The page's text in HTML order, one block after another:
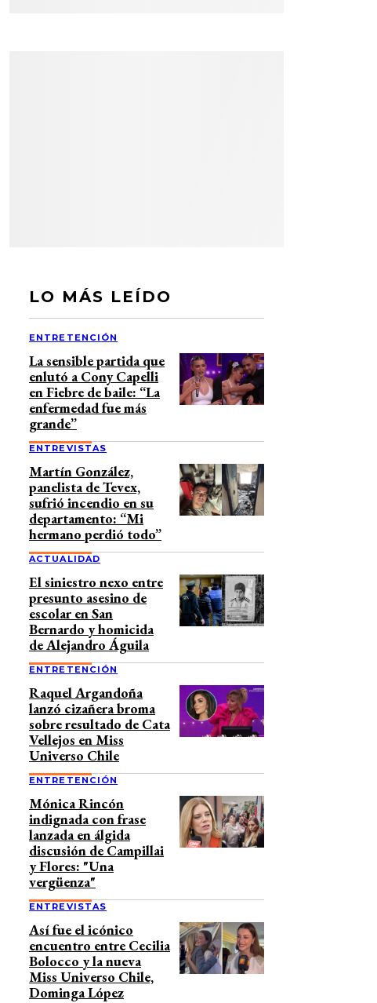
LO MÁS LEÍDO
ENTRETENCIÓN
La sensible partida que
enlutó a Cony Capelli
en Fiebre de baile: “La
enfermedad fue más
grande”
ENTREVISTAS
Martín González,
panelista de Tevex,
sufrió incendio en su
departamento: “Mi
hermano perdió todo”
ACTUALIDAD
El siniestro nexo entre
presunto asesino de
escolar en San
Bernardo y homicida
de Alejandro Águila
ENTRETENCIÓN
Raquel Argandoña
lanzó cizañera broma
sobre resultado de Cata
Vellejos en Miss
Universo Chile
ENTRETENCIÓN
Mónica Rincón
indignada con frase
lanzada en álgida
discusión de Campillai
y Flores: "Una
vergüenza"
ENTREVISTAS
Así fue el icónico
encuentro entre Cecilia
Bolocco y la nueva
Miss Universo Chile,
Dominga López